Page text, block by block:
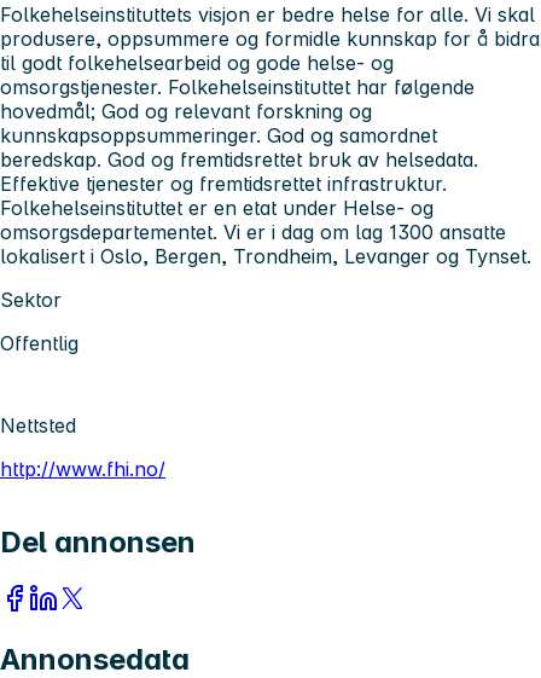
Folkehelseinstituttets visjon er bedre helse for alle. Vi skal
produsere, oppsummere og formidle kunnskap for å bidra
til godt folkehelsearbeid og gode helse- og
omsorgstjenester. Folkehelseinstituttet har følgende
hovedmål; God og relevant forskning og
kunnskapsoppsummeringer. God og samordnet
beredskap. God og fremtidsrettet bruk av helsedata.
Effektive tjenester og fremtidsrettet infrastruktur.
Folkehelseinstituttet er en etat under Helse- og
omsorgsdepartementet. Vi er i dag om lag 1300 ansatte
lokalisert i Oslo, Bergen, Trondheim, Levanger og Tynset.
Sektor
Offentlig
Nettsted
http://www.fhi.no/
Del annonsen
Annonsedata